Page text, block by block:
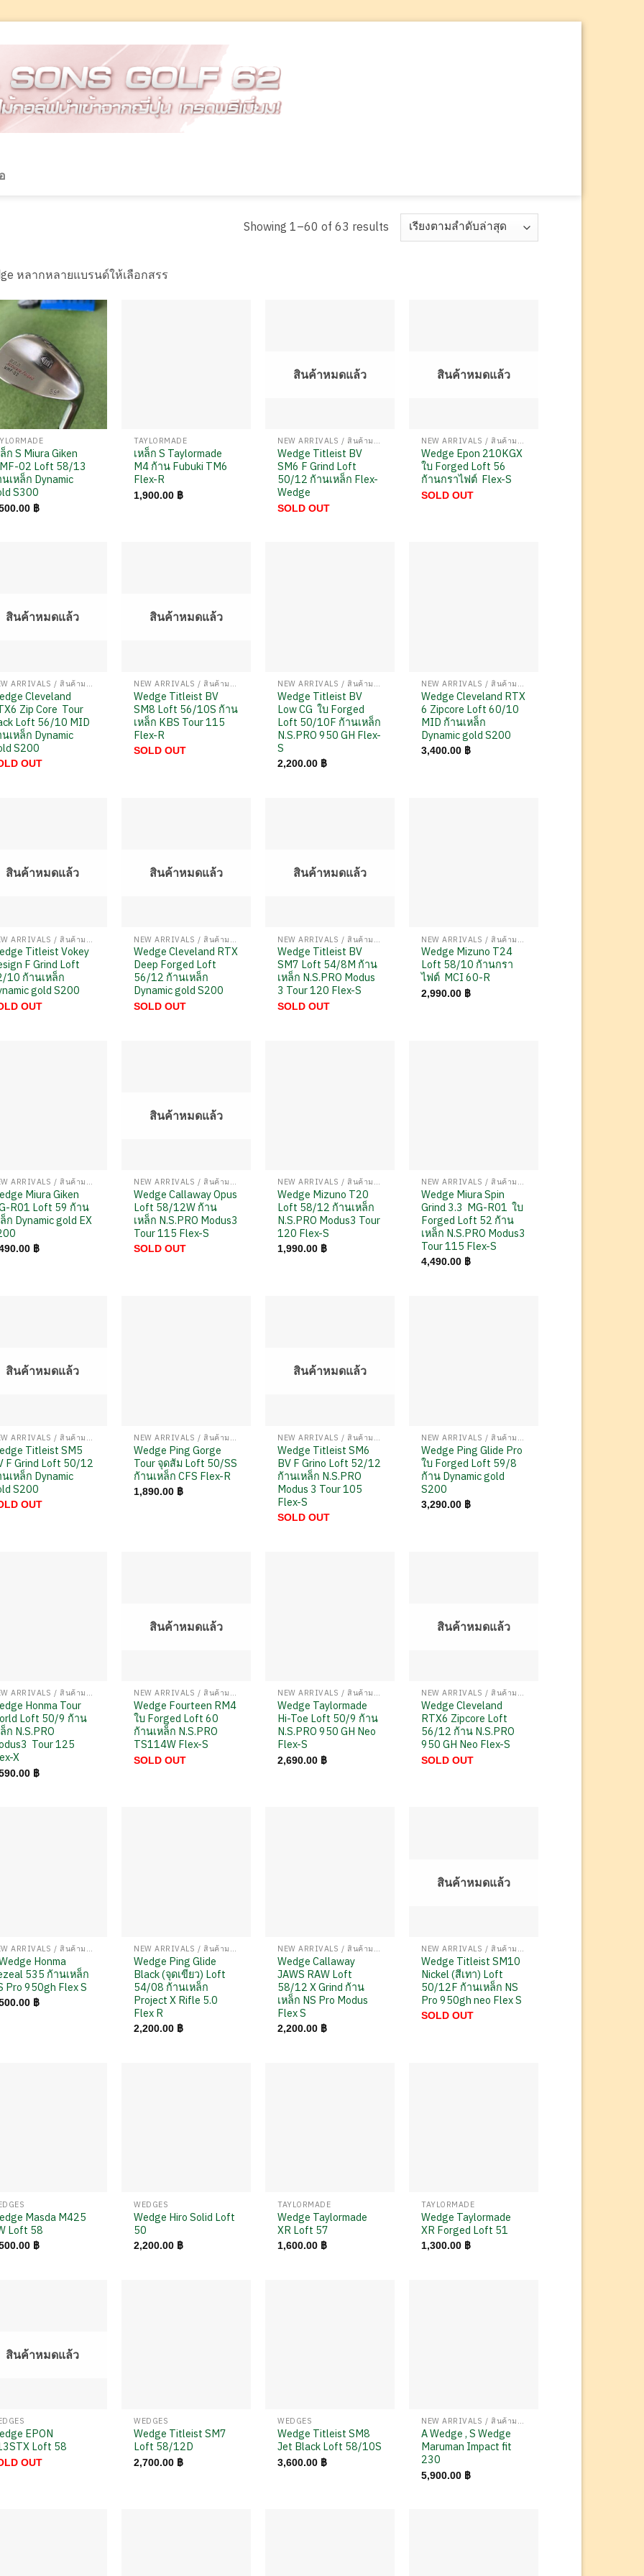
Showing 1–60 of 63 results
หลากหลายแบรนด์ให้เลือกสรร
ก S Miura Giken
02 Loft 58/13
เหล็ก Dynamic
S300
฿
TAYLORMADE
เหล็ก S Taylormade
M4 ก้าน Fubuki TM6
Flex-R
1,900.00 ฿
สินค้าหมดแล้ว
NEW ARRIVALS / สินค้ามาใหม่
Wedge Titleist BV
SM6 F Grind Loft
50/12 ก้านเหล็ก Flex-
Wedge
SOLD OUT
สินค้าหมดแล้ว
NEW ARRIVALS / สินค้ามาใหม่
Wedge Epon 210KGX
ใบ Forged Loft 56
ก้านกราไฟต์ Flex-S
SOLD OUT
สินค้าหมดแล้ว
NEW ARRIVALS / สินค้ามาใหม่
Cleveland
Zip Core Tour
Loft 56/10 MID
เหล็ก Dynamic
S200
OUT
สินค้าหมดแล้ว
NEW ARRIVALS / สินค้ามาใหม่
Wedge Titleist BV
SM8 Loft 56/10S ก้าน
เหล็ก KBS Tour 115
Flex-R
SOLD OUT
NEW ARRIVALS / สินค้ามาใหม่
Wedge Titleist BV
Low CG ใบ Forged
Loft 50/10F ก้านเหล็ก
N.S.PRO 950 GH Flex-
S
2,200.00 ฿
NEW ARRIVALS / สินค้ามาใหม่
Wedge Cleveland RTX
6 Zipcore Loft 60/10
MID ก้านเหล็ก
Dynamic gold S200
3,400.00 ฿
สินค้าหมดแล้ว
NEW ARRIVALS / สินค้ามาใหม่
Titleist Vokey
F Grind Loft
10 ก้านเหล็ก
gold S200
OUT
สินค้าหมดแล้ว
NEW ARRIVALS / สินค้ามาใหม่
Wedge Cleveland RTX
Deep Forged Loft
56/12 ก้านเหล็ก
Dynamic gold S200
SOLD OUT
สินค้าหมดแล้ว
NEW ARRIVALS / สินค้ามาใหม่
Wedge Titleist BV
SM7 Loft 54/8M ก้าน
เหล็ก N.S.PRO Modus
3 Tour 120 Flex-S
SOLD OUT
NEW ARRIVALS / สินค้ามาใหม่
Wedge Mizuno T24
Loft 58/10 ก้านกรา
ไฟต์ MCI 60-R
2,990.00 ฿
NEW ARRIVALS / สินค้ามาใหม่
Miura Giken
R01 Loft 59 ก้าน
ก Dynamic gold EX
฿
สินค้าหมดแล้ว
NEW ARRIVALS / สินค้ามาใหม่
Wedge Callaway Opus
Loft 58/12W ก้าน
เหล็ก N.S.PRO Modus3
Tour 115 Flex-S
SOLD OUT
NEW ARRIVALS / สินค้ามาใหม่
Wedge Mizuno T20
Loft 58/12 ก้านเหล็ก
N.S.PRO Modus3 Tour
120 Flex-S
1,990.00 ฿
NEW ARRIVALS / สินค้ามาใหม่
Wedge Miura Spin
Grind 3.3 MG-R01 ใบ
Forged Loft 52 ก้าน
เหล็ก N.S.PRO Modus3
Tour 115 Flex-S
4,490.00 ฿
สินค้าหมดแล้ว
NEW ARRIVALS / สินค้ามาใหม่
Titleist SM5
F Grind Loft 50/12
เหล็ก Dynamic
S200
OUT
NEW ARRIVALS / สินค้ามาใหม่
Wedge Ping Gorge
Tour จุดส้ม Loft 50/SS
ก้านเหล็ก CFS Flex-R
1,890.00 ฿
สินค้าหมดแล้ว
NEW ARRIVALS / สินค้ามาใหม่
Wedge Titleist SM6
BV F Grino Loft 52/12
ก้านเหล็ก N.S.PRO
Modus 3 Tour 105
Flex-S
SOLD OUT
NEW ARRIVALS / สินค้ามาใหม่
Wedge Ping Glide Pro
ใบ Forged Loft 59/8
ก้าน Dynamic gold
S200
3,290.00 ฿
NEW ARRIVALS / สินค้ามาใหม่
Honma Tour
Loft 50/9 ก้าน
ก N.S.PRO
Tour 125
X
฿
สินค้าหมดแล้ว
NEW ARRIVALS / สินค้ามาใหม่
Wedge Fourteen RM4
ใบ Forged Loft 60
ก้านเหล็ก N.S.PRO
TS114W Flex-S
SOLD OUT
NEW ARRIVALS / สินค้ามาใหม่
Wedge Taylormade
Hi-Toe Loft 50/9 ก้าน
N.S.PRO 950 GH Neo
Flex-S
2,690.00 ฿
สินค้าหมดแล้ว
NEW ARRIVALS / สินค้ามาใหม่
Wedge Cleveland
RTX6 Zipcore Loft
56/12 ก้าน N.S.PRO
950 GH Neo Flex-S
SOLD OUT
NEW ARRIVALS / สินค้ามาใหม่
Honma
535 ก้านเหล็ก
Pro 950gh Flex S
฿
NEW ARRIVALS / สินค้ามาใหม่
Wedge Ping Glide
Black (จุดเขียว) Loft
54/08 ก้านเหล็ก
Project X Rifle 5.0
Flex R
2,200.00 ฿
NEW ARRIVALS / สินค้ามาใหม่
Wedge Callaway
JAWS RAW Loft
58/12 X Grind ก้าน
เหล็ก NS Pro Modus
Flex S
2,200.00 ฿
สินค้าหมดแล้ว
NEW ARRIVALS / สินค้ามาใหม่
Wedge Titleist SM10
Nickel (สีเทา) Loft
50/12F ก้านเหล็ก NS
Pro 950gh neo Flex S
SOLD OUT
Masda M425
Loft 58
฿
WEDGES
Wedge Hiro Solid Loft
50
2,200.00 ฿
TAYLORMADE
Wedge Taylormade
XR Loft 57
1,600.00 ฿
TAYLORMADE
Wedge Taylormade
XR Forged Loft 51
1,300.00 ฿
สินค้าหมดแล้ว
EPON
Loft 58
OUT
WEDGES
Wedge Titleist SM7
Loft 58/12D
2,700.00 ฿
WEDGES
Wedge Titleist SM8
Jet Black Loft 58/10S
3,600.00 ฿
NEW ARRIVALS / สินค้ามาใหม่
A Wedge , S Wedge
Maruman Impact fit
230
5,900.00 ฿